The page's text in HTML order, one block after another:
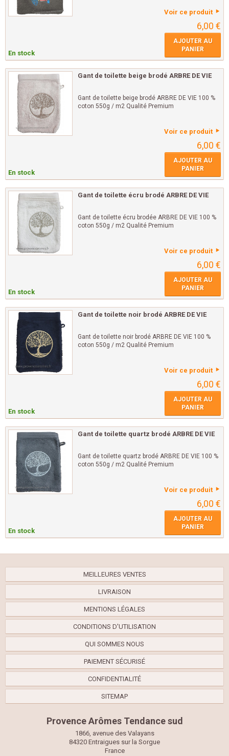
Voir ce produit
6,00 €
En stock
AJOUTER AU
PANIER
Gant de toilette beige brodé ARBRE DE VIE
Gant de toilette beige brodé ARBRE DE VIE 100 %
coton 550g / m2 Qualité Premium
Voir ce produit
6,00 €
En stock
AJOUTER AU
PANIER
Gant de toilette écru brodé ARBRE DE VIE
Gant de toilette écru brodée ARBRE DE VIE 100 %
coton 550g / m2 Qualité Premium
Voir ce produit
6,00 €
En stock
AJOUTER AU
PANIER
Gant de toilette noir brodé ARBRE DE VIE
Gant de toilette noir brodé ARBRE DE VIE 100 %
coton 550g / m2 Qualité Premium
Voir ce produit
6,00 €
En stock
AJOUTER AU
PANIER
Gant de toilette quartz brodé ARBRE DE VIE
Gant de toilette quartz brodé ARBRE DE VIE 100 %
coton 550g / m2 Qualité Premium
Voir ce produit
6,00 €
En stock
AJOUTER AU
PANIER
MEILLEURES VENTES
LIVRAISON
MENTIONS LÉGALES
CONDITIONS D'UTILISATION
QUI SOMMES NOUS
PAIEMENT SÉCURISÉ
CONFIDENTIALITÉ
SITEMAP
Provence Arômes Tendance sud
1866, avenue des Valayans
84320 Entraigues sur la Sorgue
France